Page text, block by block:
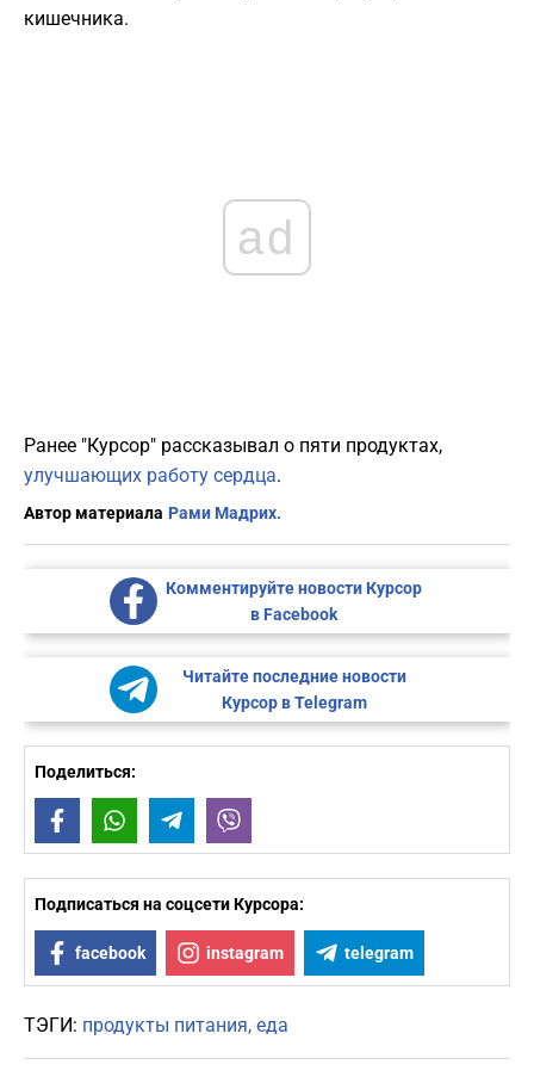
кишечника.
ad
Ранее "Курсор" рассказывал о пяти продуктах,
улучшающих работу сердца.
Автор материала Рами Мадрих.
Комментируйте новости Курсор
в Facebook
Читайте последние новости
Курсор в Telegram
Поделиться:
FacebookWhatsAppTelegram
Подписаться на соцсети Курсора:
facebook instagram telegram
ТЭГИ: продукты питания еда